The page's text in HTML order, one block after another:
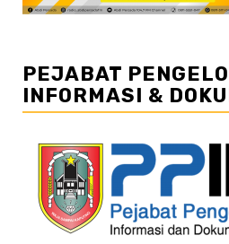
PEJABAT
INFORMASI &